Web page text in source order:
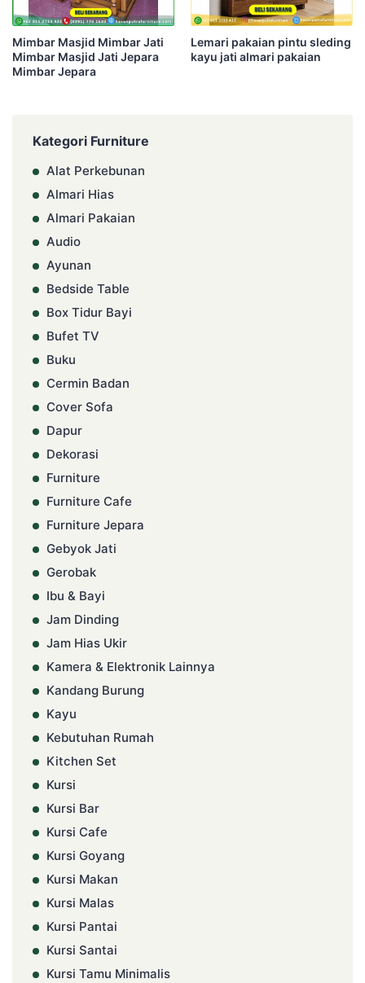
Mimbar Masjid Mimbar Jati
Mimbar Masjid Jati Jepara
Mimbar Jepara
Lemari pakaian pintu sleding
kayu jati almari pakaian
Kategori Furniture
Alat Perkebunan
Almari Hias
Almari Pakaian
Audio
Ayunan
Bedside Table
Box Tidur Bayi
Bufet TV
Buku
Cermin Badan
Cover Sofa
Dapur
Dekorasi
Furniture
Furniture Cafe
Furniture Jepara
Gebyok Jati
Gerobak
Ibu & Bayi
Jam Dinding
Jam Hias Ukir
Kamera & Elektronik Lainnya
Kandang Burung
Kayu
Kebutuhan Rumah
Kitchen Set
Kursi
Kursi Bar
Kursi Cafe
Kursi Goyang
Kursi Makan
Kursi Malas
Kursi Pantai
Kursi Santai
Kursi Tamu Minimalis